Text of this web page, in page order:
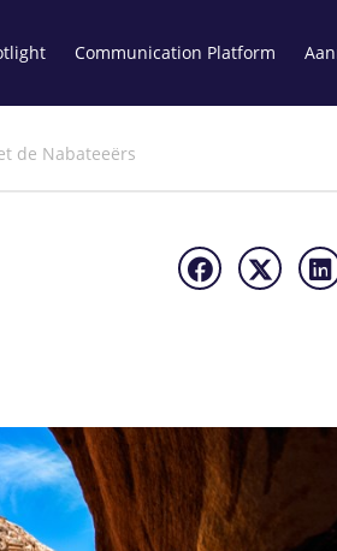
Communication Platform
de Nabateeërs